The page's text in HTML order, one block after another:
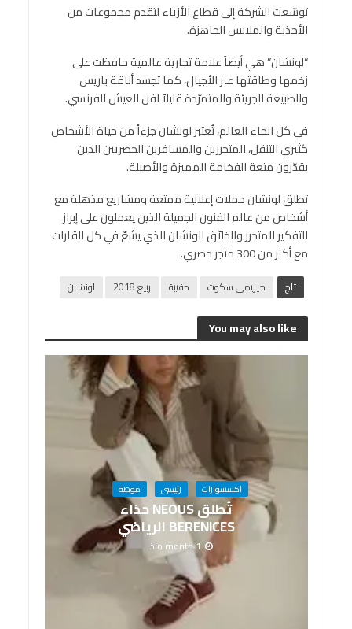
توسّعت الشركة إلى قطاع الأزياء لتقدم مجموعات من
الأحذية والملابس الجاهزة.
“لونشان” هي أيضاً علامة تجارية عالمية حافظت على
زخمها وطاقتها عبر الأجيال، كما تجسد أناقة باريس
والطبيعة الجريئة والمتمرّدة قليلاً لفن العيش الفرنسي.
في كل انحاء العالم، تُعتبر لونشان جزءاً من حياة الأشخاص
كثيري التنقل، المتحررين والمسافرين الحضريين الذين
يقدّرون متعة الفخامة المميزة والأصيلة.
تطلق لونشان حملات إعلانية ممتعة ومشاريع مذهلة مع
أشخاص من عالم الفنون الجميلة الذين يعملون على إبراز
التفكير المتحرر والخلاّق للونشان الذي يشعّ في كل القارات
مع أكثر من 300 متجر حصري.
تاج جيريمي سكوت حقيبة ربيع 2018 لونشان
You may also like
اكسسوارات رئيسى موضة
تُطلق NEOUS حذاء
BERENICES الرياضي
1 month منذ